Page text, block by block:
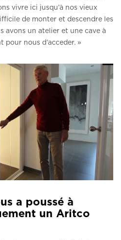
vivre ici jusqu’à nos vieux
de monter et descendre les
avons un atelier et une cave à
nous d’acceder. »
a poussé à
un Aritco